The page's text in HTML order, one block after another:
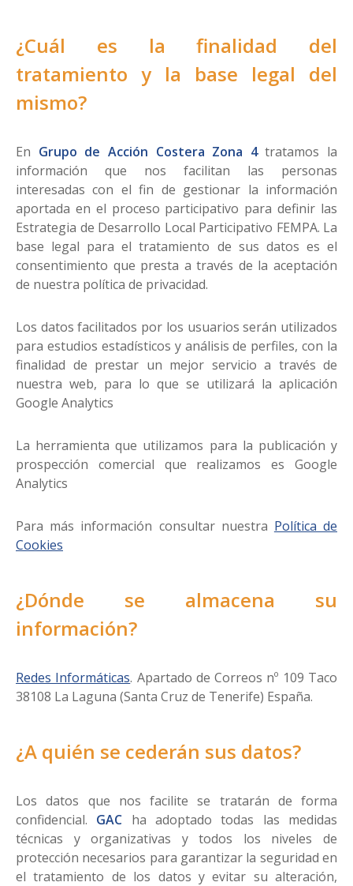
¿Cuál es la finalidad del
tratamiento y la base legal del
mismo?
En Grupo de Acción Costera Zona 4tratamos la
información que nos facilitan las personas
interesadas con el fin de gestionar la información
aportada en el proceso participativo para definir las
Estrategia de Desarrollo Local Participativo FEMPA. La
base legal para el tratamiento de sus datos es el
consentimiento que presta a través de la aceptación
de nuestra política de privacidad.
Los datos facilitados por los usuarios serán utilizados
para estudios estadísticos y análisis de perfiles, con la
finalidad de prestar un mejor servicio a través de
nuestra web, para lo que se utilizará la aplicación
Google Analytics
La herramienta que utilizamos para la publicación y
prospección comercial que realizamos es Google
Analytics
Para más información consultar nuestra Política de
Cookies
¿Dónde se almacena su
información?
Redes Informáticas. Apartado de Correos nº 109 Taco
38108 La Laguna (Santa Cruz de Tenerife) España.
¿A quién se cederán sus datos?
Los datos que nos facilite se tratarán de forma
confidencial. GAC ha adoptado todas las medidas
técnicas y organizativas y todos los niveles de
protección necesarios para garantizar la seguridad en
el tratamiento de los datos y evitar su alteración,